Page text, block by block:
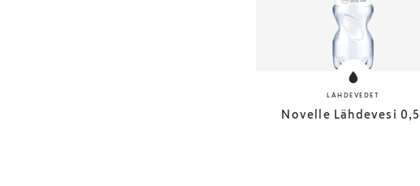
LÄHDEVEDET
Novelle Lähdevesi 0,5l